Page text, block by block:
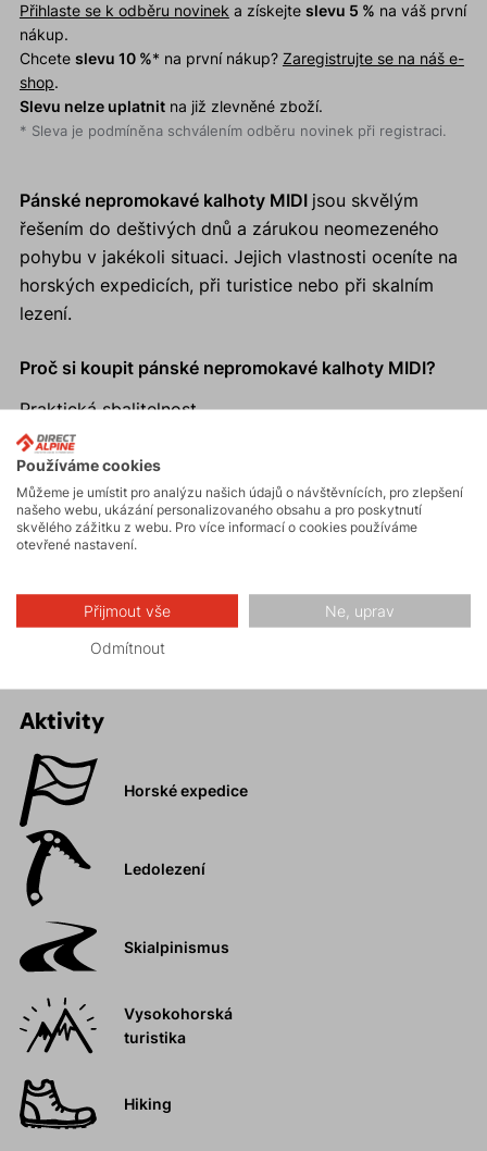
Přihlaste se k odběru novinek a získejte slevu 5 % na váš první
nákup.
Chcete slevu 10 %* na první nákup? Zaregistrujte se na náš e-
shop.
Slevu nelze uplatnitna již zlevněné zboží.
* Sleva je podmíněna schválením odběru novinek při registraci.
Pánské nepromokavé kalhoty MIDI jsou skvělým
řešením do deštivých dnů a zárukou neomezeného
pohybu v jakékoli situaci. Jejich vlastnosti oceníte na
horských expedicích, při turistice nebo při skalním
lezení.
Proč si koupit pánské nepromokavé kalhoty MIDI?
Praktická sbalitelnost.
Třívrstvý laminát pro dokonalou ochranu proti dešti a
větru.
Pružný pas s poutky na opasek, odepínací šle.
Zesílená vnitřní strana nohavic.
Ideální pro celoroční využití.
může odlišovat v závislosti na roku výroby.
Aktivity
Horské expedice
Ledolezení
Skialpinismus
Vysokohorská
turistika
Hiking
Používáme cookies
Můžeme je umístit pro analýzu našich údajů o návštěvnících, pro zlepšení
našeho webu, ukázání personalizovaného obsahu a pro poskytnutí
skvělého zážitku z webu. Pro více informací o cookies používáme
otevřené nastavení.
Přijmout vše Ne, uprav
Odmítnout